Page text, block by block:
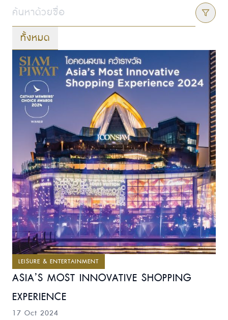
ทั้งหมด
LEISURE & ENTERTAINMENT
ASIA’S MOST INNOVATIVE SHOPPING
EXPERIENCE
17 Oct 2024